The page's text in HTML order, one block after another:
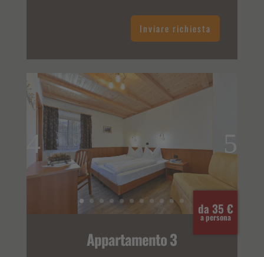
Inviare richiesta
da 35 €
a persona
Appartamento 3